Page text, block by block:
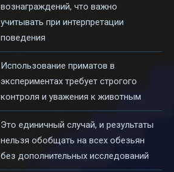
вознаграждений, что важно
учитывать при интерпретации
поведения
Использование приматов в
экспериментах требует строгого
контроля и уважения к животным
Это единичный случай, и результаты
нельзя обобщать на всех обезьян
без дополнительных исследований